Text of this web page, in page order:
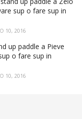
sup o fare sup in
10, 2016
up paddle a Pieve
o fare sup in
10, 2016